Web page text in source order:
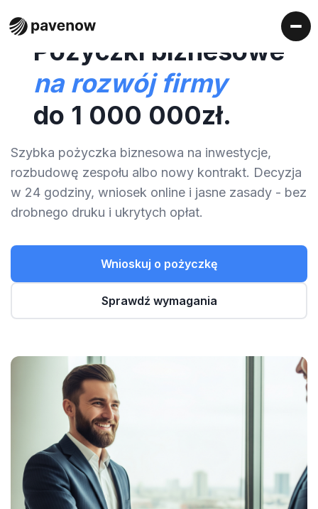
Pożyczki biznesowe
na rozwój firmy
do 1 000 000zł.
Szybka pożyczka biznesowa na inwestycje,
rozbudowę zespołu albo nowy kontrakt. Decyzja
w 24 godziny, wniosek online i jasne zasady - bez
drobnego druku i ukrytych opłat.
Wnioskuj o pożyczkę
Sprawdź wymagania